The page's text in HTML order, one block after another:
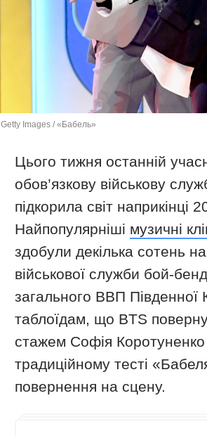
Getty Images / «Бабель»
Цього тижня останній
обов’язкову військову
підкорила світ
Найпопулярніші музичні
здобули декілька сотень
військової служби бой-бенд
загального ВВП Південної
таблоїдам, що BTS
стажем Софія Коротуненко
традиційному тесті
повернення на сцену.